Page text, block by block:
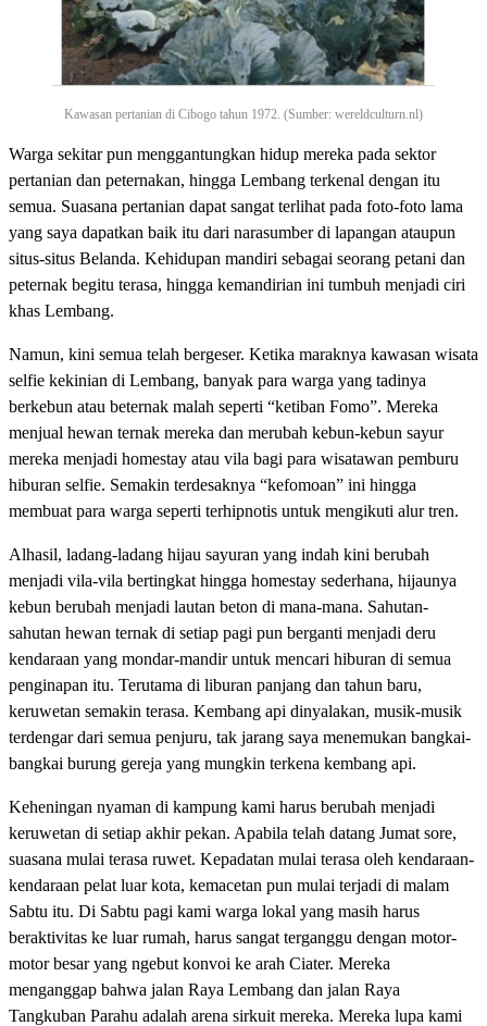
Kawasan pertanian di Cibogo tahun 1972. (Sumber: wereldculturn.nl)
Warga sekitar pun menggantungkan hidup mereka pada sektor
pertanian dan peternakan, hingga Lembang terkenal dengan itu
semua. Suasana pertanian dapat sangat terlihat pada foto-foto lama
yang saya dapatkan baik itu dari narasumber di lapangan ataupun
situs-situs Belanda. Kehidupan mandiri sebagai seorang petani dan
peternak begitu terasa, hingga kemandirian ini tumbuh menjadi ciri
khas Lembang.
Namun, kini semua telah bergeser. Ketika maraknya kawasan wisata
selfie kekinian di Lembang, banyak para warga yang tadinya
berkebun atau beternak malah seperti “ketiban Fomo”. Mereka
menjual hewan ternak mereka dan merubah kebun-kebun sayur
mereka menjadi homestay atau vila bagi para wisatawan pemburu
hiburan selfie. Semakin terdesaknya “kefomoan” ini hingga
membuat para warga seperti terhipnotis untuk mengikuti alur tren.
Alhasil, ladang-ladang hijau sayuran yang indah kini berubah
menjadi vila-vila bertingkat hingga homestay sederhana, hijaunya
kebun berubah menjadi lautan beton di mana-mana. Sahutan-
sahutan hewan ternak di setiap pagi pun berganti menjadi deru
kendaraan yang mondar-mandir untuk mencari hiburan di semua
penginapan itu. Terutama di liburan panjang dan tahun baru,
keruwetan semakin terasa. Kembang api dinyalakan, musik-musik
terdengar dari semua penjuru, tak jarang saya menemukan bangkai-
bangkai burung gereja yang mungkin terkena kembang api.
Keheningan nyaman di kampung kami harus berubah menjadi
keruwetan di setiap akhir pekan. Apabila telah datang Jumat sore,
suasana mulai terasa ruwet. Kepadatan mulai terasa oleh kendaraan-
kendaraan pelat luar kota, kemacetan pun mulai terjadi di malam
Sabtu itu. Di Sabtu pagi kami warga lokal yang masih harus
beraktivitas ke luar rumah, harus sangat terganggu dengan motor-
motor besar yang ngebut konvoi ke arah Ciater. Mereka
menganggap bahwa jalan Raya Lembang dan jalan Raya
Tangkuban Parahu adalah arena sirkuit mereka. Mereka lupa kami